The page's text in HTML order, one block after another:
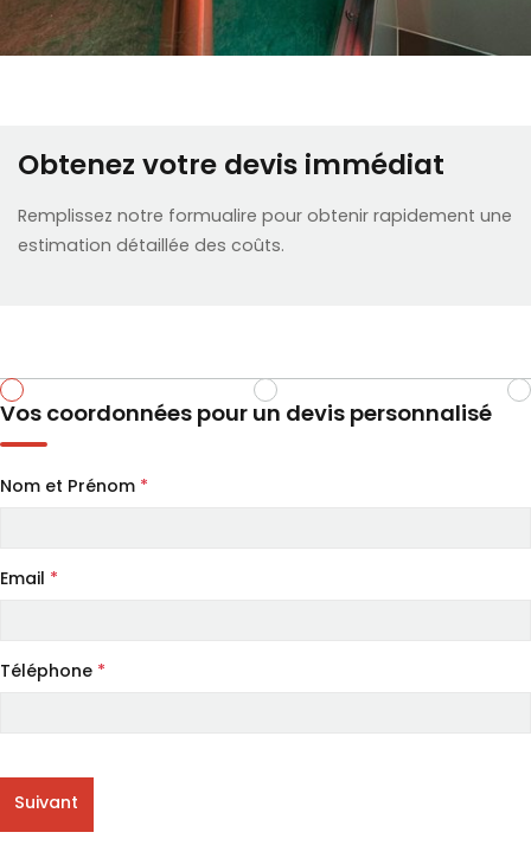
Obtenez votre devis immédiat
Remplissez notre formualire pour obtenir rapidement une
estimation détaillée des coûts.
Vos coordonnées pour un devis personnalisé
Nom et Prénom *
Email *
Téléphone *
Suivant